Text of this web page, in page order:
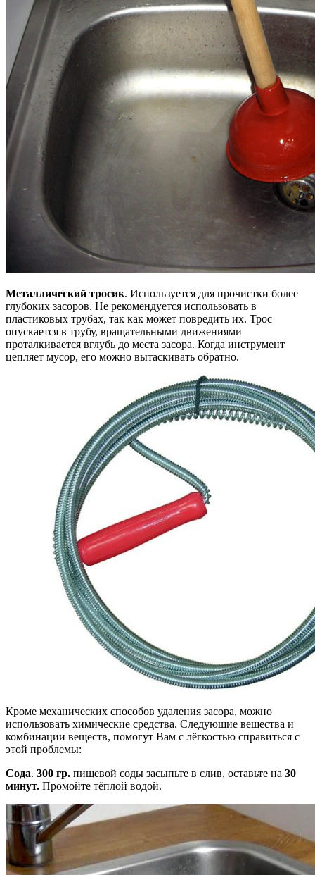
Металлический тросик. Используется для прочистки более
глубоких засоров. Не рекомендуется использовать в
пластиковых трубах, так как может повредить их. Трос
опускается в трубу, вращательными движениями
проталкивается вглубь до места засора. Когда инструмент
цепляет мусор, его можно вытаскивать обратно.
Кроме механических способов удаления засора, можно
использовать химические средства. Следующие вещества и
комбинации веществ, помогут Вам с лёгкостью справиться с
этой проблемы:
Сода. 300 гр. пищевой соды засыпьте в слив, оставьте на 30
минут. Промойте тёплой водой.